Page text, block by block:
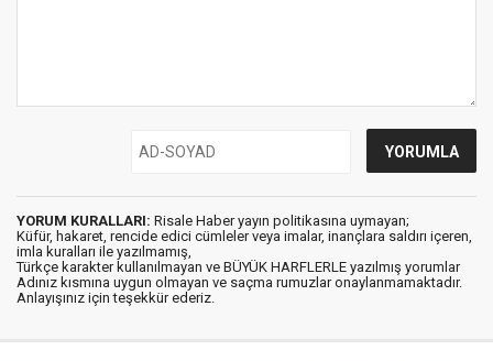
YORUM KURALLARI: Risale Haber yayın politikasına uymayan;
Küfür, hakaret, rencide edici cümleler veya imalar, inançlara saldırı içeren,
imla kuralları ile yazılmamış,
Türkçe karakter kullanılmayan ve BÜYÜK HARFLERLE yazılmış yorumlar
Adınız kısmına uygun olmayan ve saçma rumuzlar onaylanmamaktadır.
Anlayışınız için teşekkür ederiz.